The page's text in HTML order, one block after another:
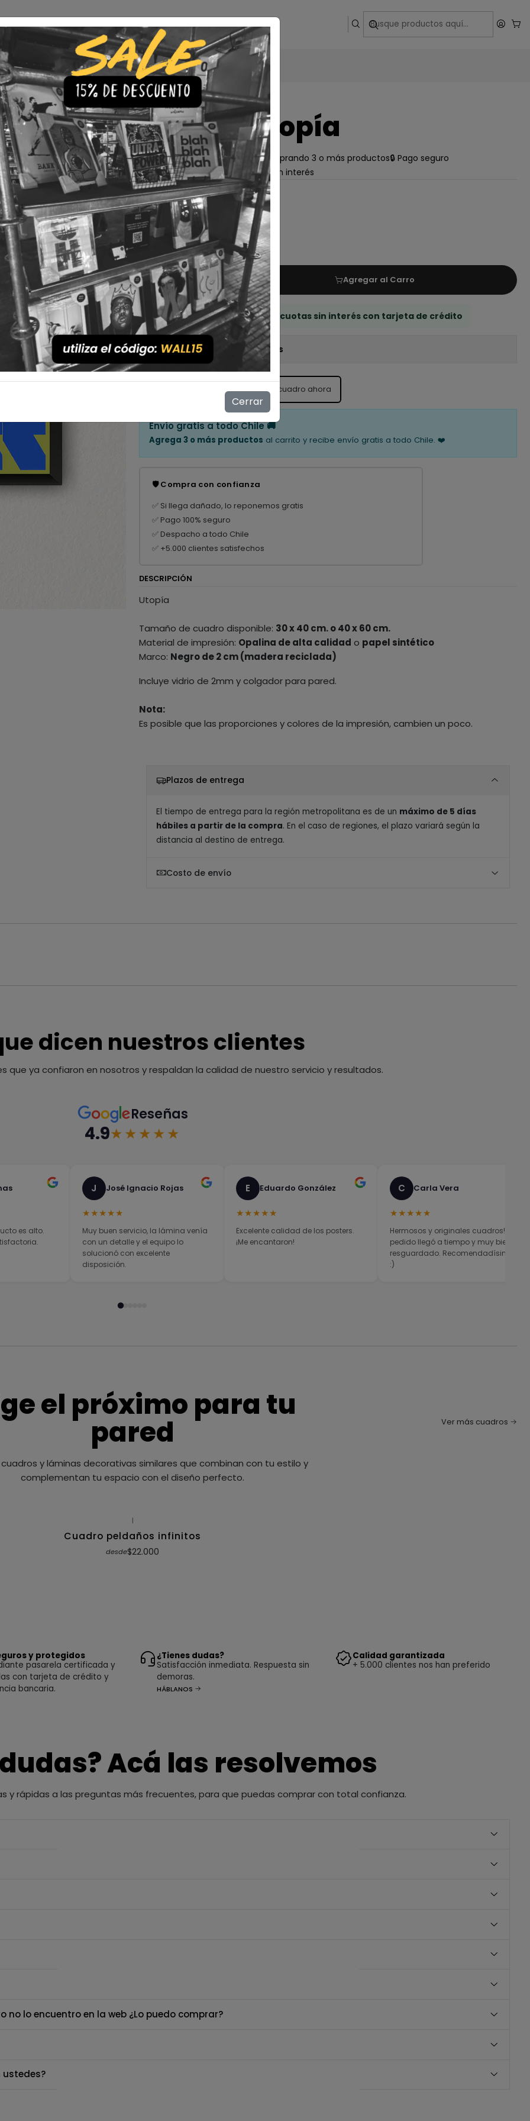
IluminaciónPrecios de cuadros & láminasPlazos de Entrega
|Cuadro Utopía
🇨🇱 Envío gratis a todo Chile comprando 3 o más productos🔒 Pago seguro
💎 Calidad Premium💳 3 Cuotas sin interés
TAMAÑO
30x40 40x60
LÁMINA
Con Marco Sin Marco
Cantidad
Agregar al Carro
💳 Compra ahora y paga en 3 cuotas sin interés con tarjeta de crédito
Mostrar stock de ubicaciones
personas están viendo este cuadro ahora
Envío gratis a todo Chile 🚚
Agrega 3 o más productos al carrito y recibe envío gratis a todo Chile. ❤️
🛡️ Compra con confianza
✅ Si llega dañado, lo reponemos gratis
✅ Pago 100% seguro
✅ Despacho a todo Chile
✅ +5.000 clientes satisfechos
DESCRIPCIÓN
Utopía
Tamaño de cuadro disponible: 30 x 40 cm. o 40 x 60 cm.
Material de impresión: Opalina de alta calidad o papel sintético
Marco: Negro de 2 cm (madera reciclada)
Incluye vidrio de 2mm y colgador para pared.
Nota:
Es posible que las proporciones y colores de la impresión, cambien un poco.
Plazos de entrega
El tiempo de entrega para la región metropolitana es de un máximo de 5 días
hábiles a partir de la compra. En el caso de regiones, el plazo variará según la
distancia al destino de entrega.
Costo de envío
dicen nuestros clientes
que ya confiaron en nosotros y respaldan la calidad de nuestro servicio y resultados.
Reseñas
4.9★★★★★
es alto.
J José Ignacio Rojas
★★★★★
Muy buen servicio, la lámina venía
con un detalle y el equipo lo
solucionó con excelente
disposición.
E Eduardo González
★★★★★
Excelente calidad de los posters.
¡Me encantaron!
C Carla Vera
★★★★★
Hermosos y originales cuadros! El
pedido llegó a tiempo y muy bien
resguardado. Recomendadísimos
:)
el próximo para tu
pared
y láminas decorativas similares que combinan con tu estilo y
complementan tu espacio con el diseño perfecto.
Ver más cuadros
|
Cuadro peldaños infinitos
desde$22.000
y protegidos
pasarela certificada y
con tarjeta de crédito y
bancaria.
¿Tienes dudas?
Satisfacción inmediata. Respuesta sin
demoras.
HÁBLANOS
Calidad garantizada
+ 5.000 clientes nos han preferido
Acá las resolvemos
y rápidas a las preguntas más frecuentes, para que puedas comprar con total confianza.
lo encuentro en la web ¿Lo puedo comprar?
Cerrar